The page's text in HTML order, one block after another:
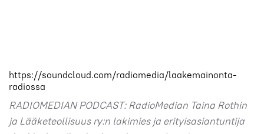
https://soundcloud.com/radiomedia/laakemainonta-
radiossa
RADIOMEDIAN PODCAST: RadioMedian Taina Rothin
ja Lääketeollisuus ry:n lakimies ja erityisasiantuntija